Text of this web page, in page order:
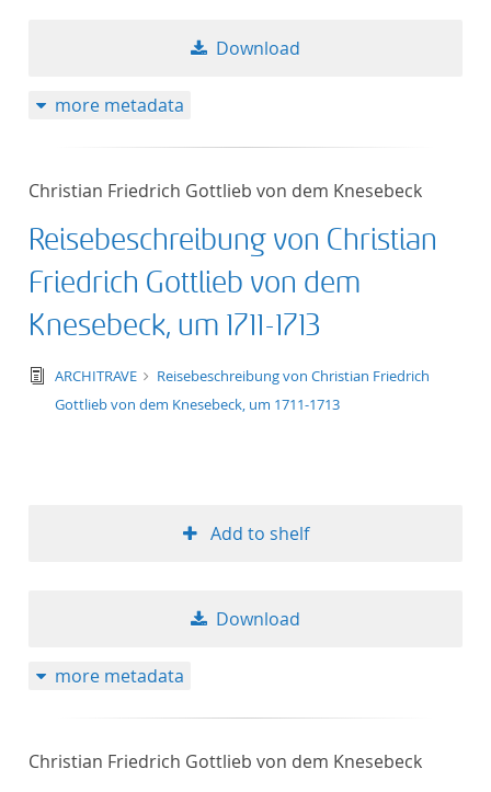
Download
more metadata
Christian Friedrich Gottlieb von dem Knesebeck
Reisebeschreibung von Christian
Friedrich Gottlieb von dem
Knesebeck, um 1711-1713
text/tg.edition+tg.aggregation+xml
ARCHITRAVE
Reisebeschreibung von Christian Friedrich
Gottlieb von dem Knesebeck, um 1711-1713
Add to shelf
Download
more metadata
Christian Friedrich Gottlieb von dem Knesebeck